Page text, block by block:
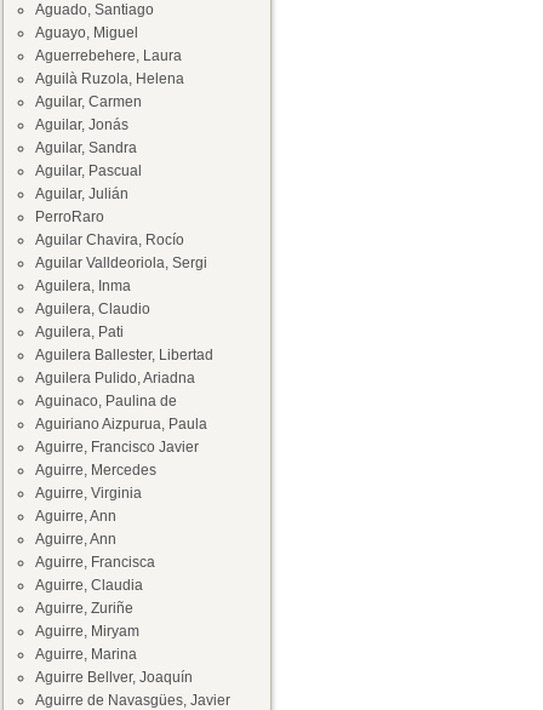
Aguado, Santiago
Aguayo, Miguel
Aguerrebehere, Laura
Aguilà Ruzola, Helena
Aguilar, Carmen
Aguilar, Jonás
Aguilar, Sandra
Aguilar, Pascual
Aguilar, Julián
PerroRaro
Aguilar Chavira, Rocío
Aguilar Valldeoriola, Sergi
Aguilera, Inma
Aguilera, Claudio
Aguilera, Pati
Aguilera Ballester, Libertad
Aguilera Pulido, Ariadna
Aguinaco, Paulina de
Aguiriano Aizpurua, Paula
Aguirre, Francisco Javier
Aguirre, Mercedes
Aguirre, Virginia
Aguirre, Ann
Aguirre, Ann
Aguirre, Francisca
Aguirre, Claudia
Aguirre, Zuriñe
Aguirre, Miryam
Aguirre, Marina
Aguirre Bellver, Joaquín
Aguirre de Navasgües, Javier